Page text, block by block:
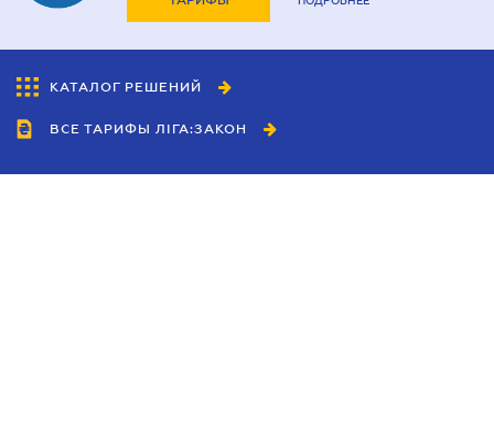
КАТАЛОГ РЕШЕНИЙ
ВСЕ ТАРИФЫ ЛІГА:ЗАКОН